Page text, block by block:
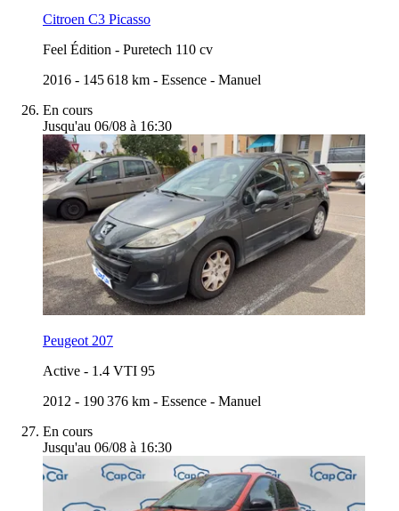
Citroen C3 Picasso
Feel Édition - Puretech 110 cv
2016 - 145 618 km - Essence - Manuel
En cours
Jusqu'au 06/08 à 16:30
Peugeot 207
Active - 1.4 VTI 95
2012 - 190 376 km - Essence - Manuel
En cours
Jusqu'au 06/08 à 16:30